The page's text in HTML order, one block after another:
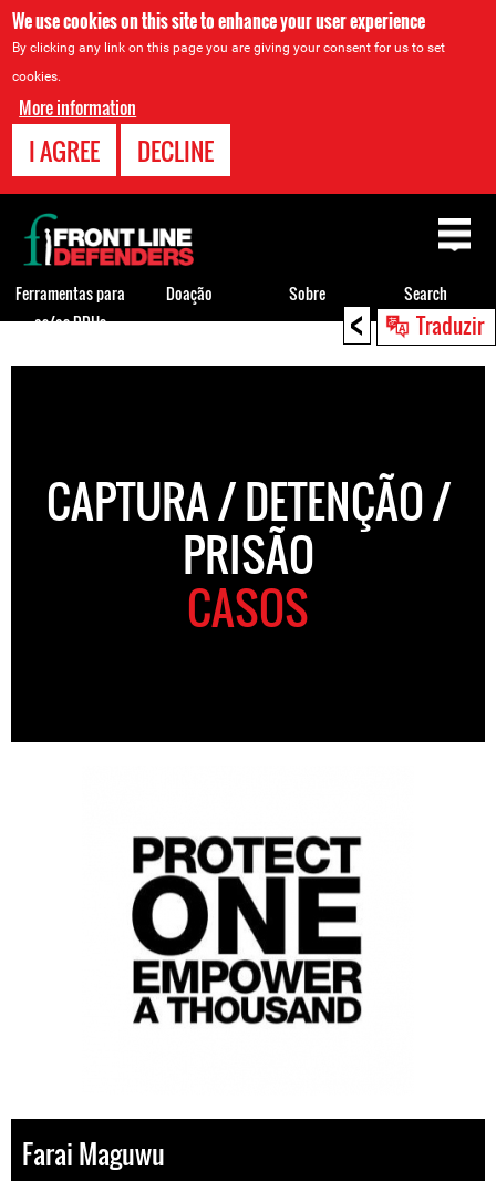
We use cookies on this site to enhance your user experience
By clicking any link on this page you are giving your consent for us to set
cookies.
More information
I AGREE DECLINE
< Traduzir
to
CAPTURA / DETENÇÃO /
PRISÃO
CASOS
Farai Maguwu
Back
to
top
Ferramentas para
os/as DDHs
Doação Sobre Search